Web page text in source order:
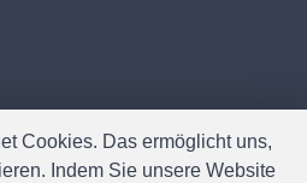
Cookies. Das ermöglicht uns,
Indem Sie unsere Website